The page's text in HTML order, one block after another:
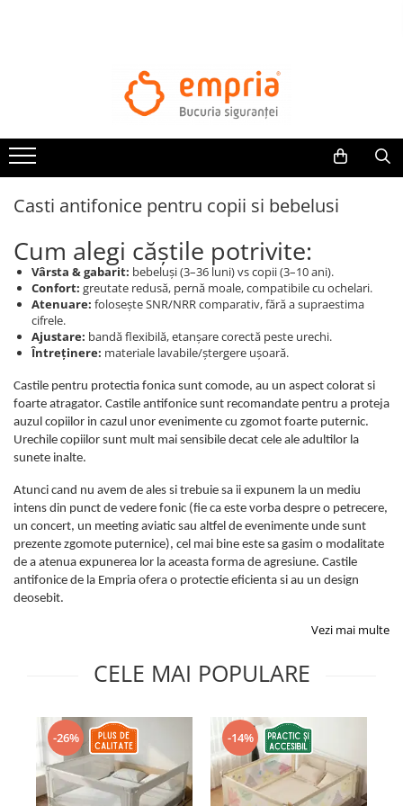
Bariere protectie pentru pat
Protectii mobilier
Protectie colturi mobila copii
Sigurante pentru sertare si usi
Sigurante geamuri si usi glisante
Kituri de siguranta pentru copii si
bebelusi
Protectii casa
Protectii utile
Poarta siguranta copii
Deflectoare pentru aer conditionat
Protectii exterior
Casti antifonice pentru copii si
bebelusi
Echipament protectie bicicleta si
ski
Haine plaja / inot
Palarii protectie UV
Accesorii plaja
Puericultura mare
Casti antifonice pentru copii si bebelusi
Cum alegi căștile potrivite:
Vârsta & gabarit: bebeluși (3–36 luni) vs copii (3–10 ani).
Confort: greutate redusă, pernă moale, compatibile cu ochelari.
Atenuare: folosește SNR/NRR comparativ, fără a supraestima
cifrele.
Ajustare: bandă flexibilă, etanșare corectă peste urechi.
Întreținere: materiale lavabile/ștergere ușoară.
Castile pentru protectia fonica sunt comode, au un aspect colorat si
foarte atragator. Castile antifonice sunt recomandate pentru a proteja
auzul copiilor in cazul unor evenimente cu zgomot foarte puternic.
Urechile copiilor sunt mult mai sensibile decat cele ale adultilor la
sunete inalte.
Atunci cand nu avem de ales si trebuie sa ii expunem la un mediu
intens din punct de vedere fonic (fie ca este vorba despre o petrecere,
un concert, un meeting aviatic sau altfel de evenimente unde sunt
prezente zgomote puternice), cel mai bine este sa gasim o modalitate
de a atenua expunerea lor la aceasta forma de agresiune. Castile
antifonice de la Empria ofera o protectie eficienta si au un design
deosebit.
Vezi mai multe
CELE MAI POPULARE
-26% -14%